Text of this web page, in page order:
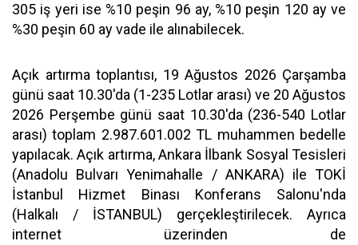
305 iş yeri ise %10 peşin 96 ay, %10 peşin 120 ay ve
%30 peşin 60 ay vade ile alınabilecek.
Açık artırma toplantısı, 19 Ağustos 2026 Çarşamba
günü saat 10.30'da (1-235 Lotlar arası) ve 20 Ağustos
2026 Perşembe günü saat 10.30'da (236-540 Lotlar
arası) toplam 2.987.601.002 TL muhammen bedelle
yapılacak. Açık artırma, Ankara İlbank Sosyal Tesisleri
(Anadolu Bulvarı Yenimahalle / ANKARA) ile TOKİ
İstanbul Hizmet Binası Konferans Salonu'nda
(Halkalı / İSTANBUL) gerçekleştirilecek. Ayrıca
internet üzerinden de